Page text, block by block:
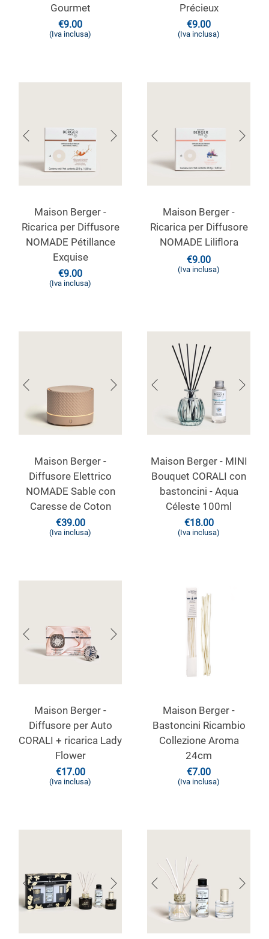
Gourmet
€9.00
(Iva inclusa)
Précieux
€9.00
(Iva inclusa)
Maison Berger -
Ricarica per Diffusore
NOMADE Pétillance
Exquise
€9.00
(Iva inclusa)
Maison Berger -
Ricarica per Diffusore
NOMADE Liliflora
€9.00
(Iva inclusa)
Maison Berger -
Diffusore Elettrico
NOMADE Sable con
Caresse de Coton
€39.00
(Iva inclusa)
Maison Berger - MINI
Bouquet CORALI con
bastoncini - Aqua
Céleste 100ml
€18.00
(Iva inclusa)
Maison Berger -
Diffusore per Auto
CORALI + ricarica Lady
Flower
€17.00
(Iva inclusa)
Maison Berger -
Bastoncini Ricambio
Collezione Aroma
24cm
€7.00
(Iva inclusa)